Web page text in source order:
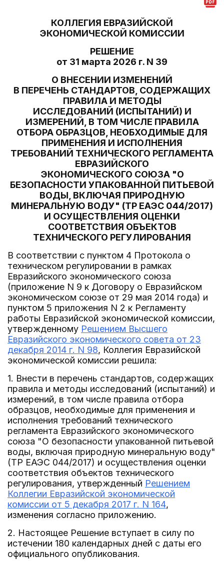
КОЛЛЕГИЯ ЕВРАЗИЙСКОЙ
ЭКОНОМИЧЕСКОЙ КОМИССИИ
РЕШЕНИЕ
от 31 марта 2026 г. N 39
О ВНЕСЕНИИ ИЗМЕНЕНИЙ
В ПЕРЕЧЕНЬ СТАНДАРТОВ, СОДЕРЖАЩИХ
ПРАВИЛА И МЕТОДЫ
ИССЛЕДОВАНИЙ (ИСПЫТАНИЙ) И
ИЗМЕРЕНИЙ, В ТОМ ЧИСЛЕ ПРАВИЛА
ОТБОРА ОБРАЗЦОВ, НЕОБХОДИМЫЕ ДЛЯ
ПРИМЕНЕНИЯ И ИСПОЛНЕНИЯ
ТРЕБОВАНИЙ ТЕХНИЧЕСКОГО РЕГЛАМЕНТА
ЕВРАЗИЙСКОГО
ЭКОНОМИЧЕСКОГО СОЮЗА "О
БЕЗОПАСНОСТИ УПАКОВАННОЙ ПИТЬЕВОЙ
ВОДЫ, ВКЛЮЧАЯ ПРИРОДНУЮ
МИНЕРАЛЬНУЮ ВОДУ" (ТР ЕАЭС 044/2017)
И ОСУЩЕСТВЛЕНИЯ ОЦЕНКИ
СООТВЕТСТВИЯ ОБЪЕКТОВ
ТЕХНИЧЕСКОГО РЕГУЛИРОВАНИЯ
В соответствии с пунктом 4 Протокола о
техническом регулировании в рамках
Евразийского экономического союза
(приложение N 9 к Договору о Евразийском
экономическом союзе от 29 мая 2014 года) и
пунктом 5 приложения N 2 к Регламенту
работы Евразийской экономической комиссии,
утвержденному Решением Высшего
Евразийского экономического совета от 23
декабря 2014 г. N 98, Коллегия Евразийской
экономической комиссии решила:
1. Внести в перечень стандартов, содержащих
правила и методы исследований (испытаний) и
измерений, в том числе правила отбора
образцов, необходимые для применения и
исполнения требований технического
регламента Евразийского экономического
союза "О безопасности упакованной питьевой
воды, включая природную минеральную воду"
(ТР ЕАЭС 044/2017) и осуществления оценки
соответствия объектов технического
регулирования, утвержденный Решением
Коллегии Евразийской экономической
комиссии от 5 декабря 2017 г. N 164,
изменения согласно приложению.
2. Настоящее Решение вступает в силу по
истечении 180 календарных дней с даты его
официального опубликования.